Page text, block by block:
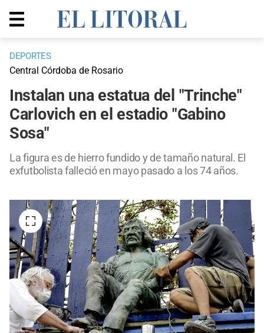
DEPORTES
Central Córdoba de Rosario
Instalan una estatua del "Trinche"
Carlovich en el estadio "Gabino
Sosa"
La figura es de hierro fundido y de tamaño natural. El
exfutbolista falleció en mayo pasado a los 74 años.